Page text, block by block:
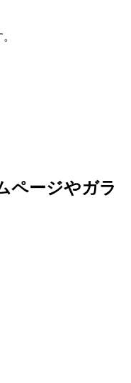
ページやガラ